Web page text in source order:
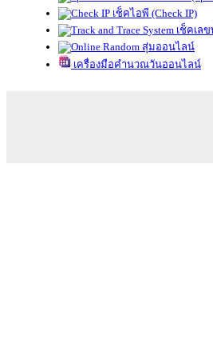
เช็คไอพี (Check IP)
เช็คเล
สุ่มออนไลน์
เครื่องมือคำนวณวันออนไลน์